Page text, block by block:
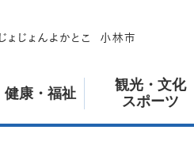
健康・福祉
観光・文化
スポーツ